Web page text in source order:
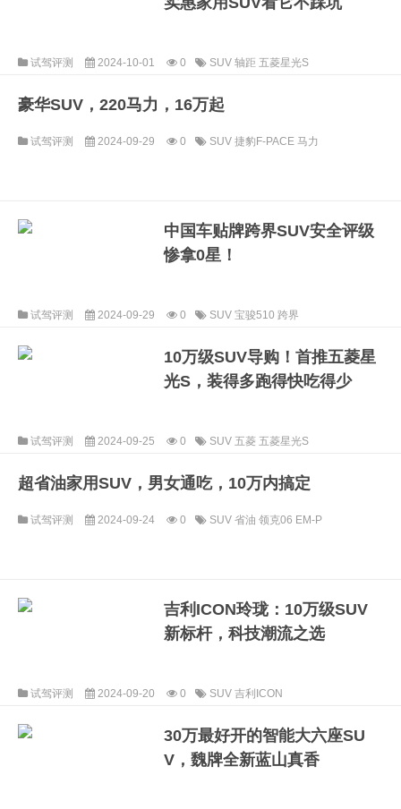
试驾评测 2024-10-01 0 SUV 轴距 五菱星光S
豪华SUV，220马力，16万起
试驾评测 2024-09-29 0 SUV 捷豹F-PACE 马力
中国车贴牌跨界SUV安全评级
惨拿0星！
试驾评测 2024-09-29 0 SUV 宝骏510 跨界
10万级SUV导购！首推五菱星
光S，装得多跑得快吃得少
试驾评测 2024-09-25 0 SUV 五菱 五菱星光S
超省油家用SUV，男女通吃，10万内搞定
试驾评测 2024-09-24 0 SUV 省油 领克06 EM-P
吉利ICON玲珑：10万级SUV
新标杆，科技潮流之选
试驾评测 2024-09-20 0 SUV 吉利ICON
30万最好开的智能大六座SU
V，魏牌全新蓝山真香